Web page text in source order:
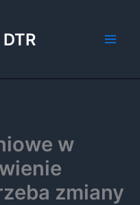
w
zmiany